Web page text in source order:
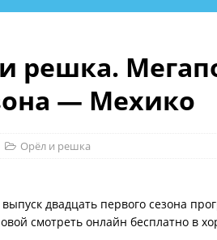
решка.
— Мехико
Орёл и решка
двадцать первого сезона
смотреть онлайн бесплатно в